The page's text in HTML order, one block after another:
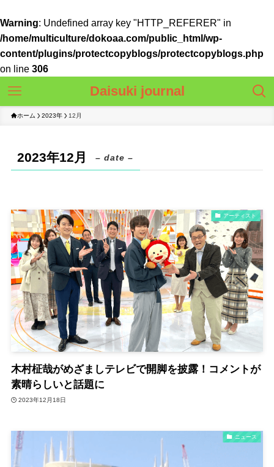
Warning: Undefined array key "HTTP_REFERER" in
/home/multiculture/dokoaa.com/public_html/wp-
content/plugins/protectcopyblogs/protectcopyblogs.php
on line 306
Daisuki journal
ホーム 2023年 12月
2023年12月 – date –
アーティスト
木村柾哉がめざましテレビで開脚を披露！コメントが
素晴らしいと話題に
2023年12月18日
ニュース